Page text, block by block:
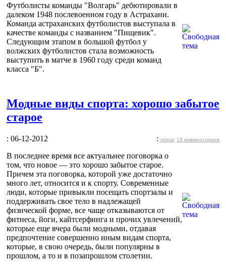
Футболисты команды "Волгарь" дебютировали в
далеком 1948 послевоенном году в Астрахани.
Команда астраханских футболистов выступала в
качестве команды с названием "Пищевик".
Следующим этапом в большой футбол у
волжских футболистов стала возможность
выступить в матче в 1960 году среди команд
класса "Б".
Модные виды спорта: хорошо забытое
старое
: 06-12-2012 : volgar 18 комментариев
В последнее время все актуальнее поговорка о
том, что новое — это хорошо забытое старое.
Причем эта поговорка, которой уже достаточно
много лет, относится и к спорту. Современные
люди, которые привыкли посещать спортзалы и
поддерживать свое тело в надлежащей
физической форме, все чаще отказываются от
фитнеса, йоги, кайтсерфинга и прочих увлечений,
которые еще вчера были модными, отдавая
предпочтение совершенно иным видам спорта,
которые, в свою очередь, были популярны в
прошлом, а то и в позапрошлом столетии.